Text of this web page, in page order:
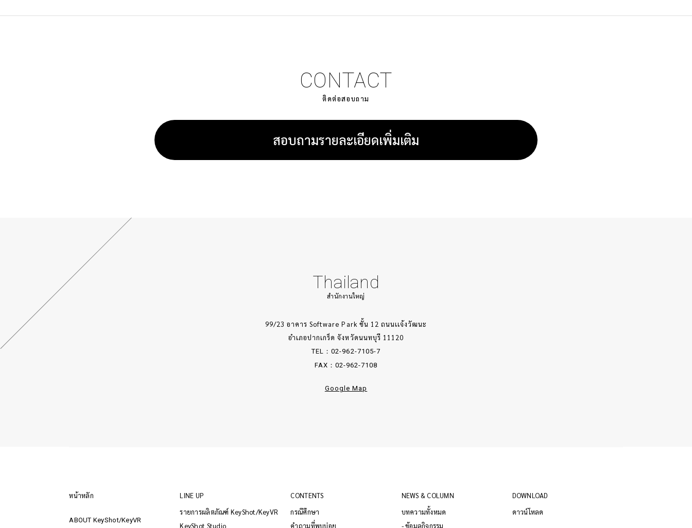
CONTACT
ติดต่อสอบถาม
สอบถามรายละเอียดเพิ่มเติม
Thailand
สำนักงานใหญ่
99/23 อาคาร Software Park ชั้น 12 ถนนเเจ้งวัฒนะ
อำเภอปากเกร็ด จังหวัดนนทบุรี 11120
TEL：02-962-7105-7
FAX：02-962-7108
Google Map
หน้าหลัก
ABOUT KeyShot/KeyVR
LINE UP
รายการผลิตภัณฑ์ KeyShot/KeyVR
KeyShot Studio
CONTENTS
กรณีศึกษา
คำถามที่พบบ่อย
NEWS & COLUMN
บทความทั้งหมด
- ข้อมูลกิจกรรม
DOWNLOAD
ดาวน์โหลด